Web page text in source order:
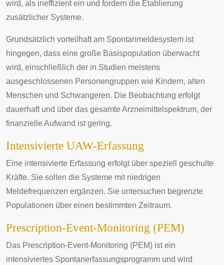
wird, als ineffizient ein und fordern die Etablierung
zusätzlicher Systeme.
Grundsätzlich vorteilhaft am Spontanmeldesystem ist
hingegen, dass eine große Basispopulation überwacht
wird, einschließlich der in Studien meistens
ausgeschlossenen Personengruppen wie Kindern, alten
Menschen und Schwangeren. Die Beobachtung erfolgt
dauerhaft und über das gesamte Arzneimittelspektrum, der
finanzielle Aufwand ist gering.
Intensivierte UAW-Erfassung
Eine intensivierte Erfassung erfolgt über speziell geschulte
Kräfte. Sie sollen die Systeme mit niedrigen
Meldefrequenzen ergänzen. Sie untersuchen begrenzte
Populationen über einen bestimmten Zeitraum.
Prescription-Event-Monitoring (PEM)
Das Prescription-Event-Monitoring (PEM) ist ein
intensiviertes Spontanerfassungsprogramm und wird